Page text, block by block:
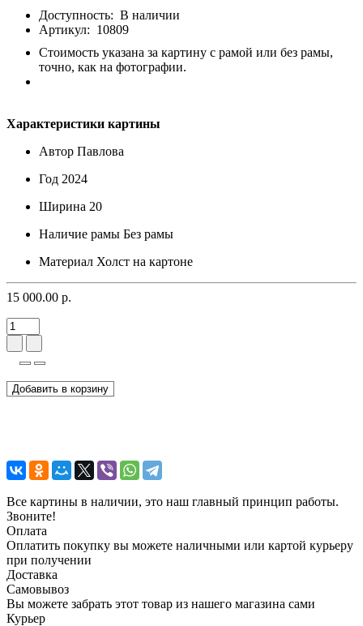
Доступность: В наличии
Артикул: 10809
Стоимость указана за картину с рамой или без рамы,
точно, как на фотографии.
Характеристики картины
Автор Павлова
Год 2024
Ширина 20
Наличие рамы Без рамы
Материал Холст на картоне
15 000.00 р.
Добавить в корзину
Все картины в наличии, это наш главный принцип работы.
Звоните!
Оплата
Оплатить покупку вы можете наличными или картой курьеру
при получении
Доставка
Самовывоз
Вы можете забрать этот товар из нашего магазина сами
Курьер